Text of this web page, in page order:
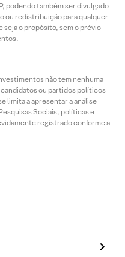
podendo também ser divulgado
ou redistribuição para qualquer
seja o propósito, sem o prévio
não tem nenhuma
ou partidos políticos
limita a apresentar a análise
Sociais, políticas e
registrado conforme a